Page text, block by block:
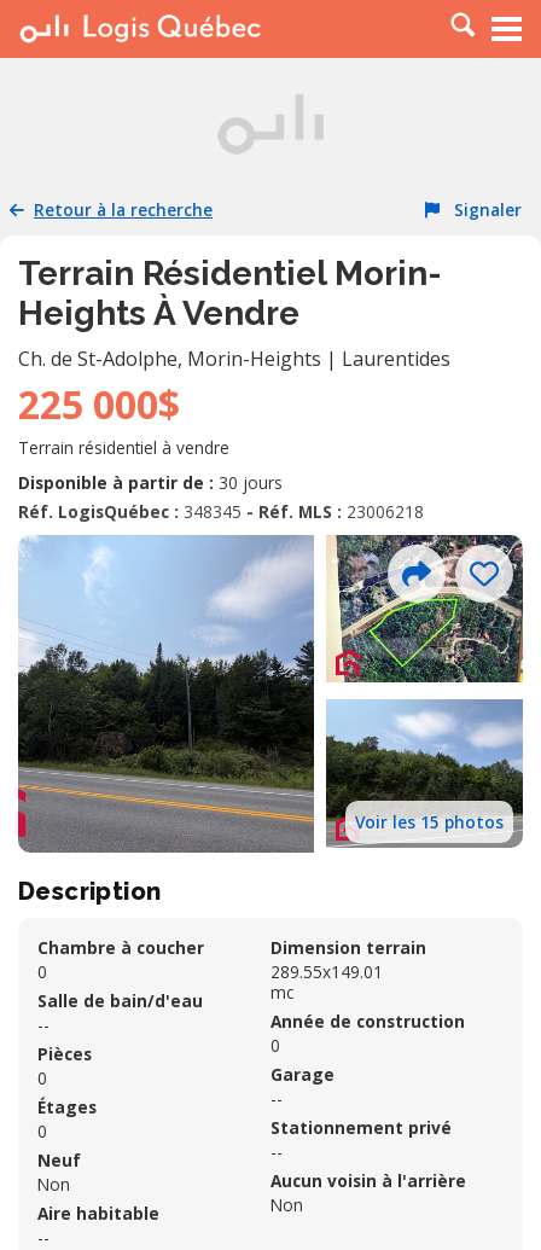
À LOUER
PLACER UNE ANNONCE
RESSOURCES
Retour à la recherche Signaler
Terrain Résidentiel Morin-
Heights À Vendre
Ch. de St-Adolphe, Morin-Heights | Laurentides
225 000$
Terrain résidentiel à vendre
Disponible à partir de : 30 jours
Réf. LogisQuébec : 348345 - Réf. MLS : 23006218
Voir les 15 photos
Description
Chambre à coucher
0
Salle de bain/d'eau
--
Pièces
0
Étages
0
Neuf
Non
Aire habitable
--
Dimension terrain
289.55x149.01
mc
Année de construction
0
Garage
--
Stationnement privé
--
Aucun voisin à l'arrière
Non